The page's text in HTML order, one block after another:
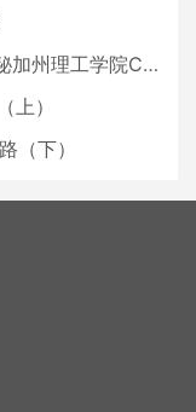
Caltech博士生活 [上集]
上）
（下）